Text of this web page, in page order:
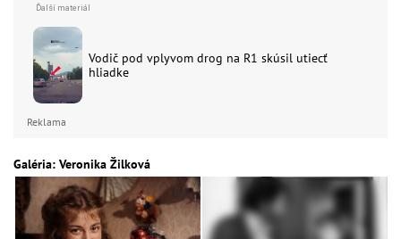
Vodič pod vplyvom drog na R1 skúsil utiecť
hliadke
Reklama
Galéria: Veronika Žilková